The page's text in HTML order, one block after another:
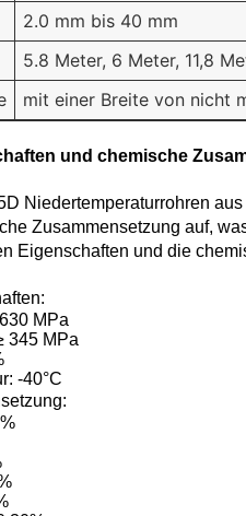
2.0 mm bis 40 mm
5.8 Meter, 6 Meter, 11,8
mit einer Breite von nicht
und chemische
Niedertemperaturrohren
Zusammensetzung auf,
Eigenschaften und die
MPa
345 MPa
-40°C